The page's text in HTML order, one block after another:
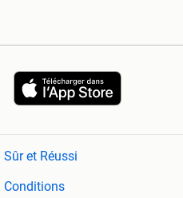
Sûr et Réussi
Conditions